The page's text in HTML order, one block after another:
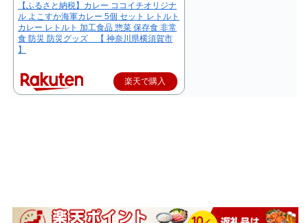
【ふるさと納税】カレー ココイチオリジナ
ル よこすか海軍カレー 5個 セット レトルト
カレー レトルト 加工食品 惣菜 保存食 非常
食 防災 防災グッズ 【 神奈川県横須賀市
】
楽天で購入